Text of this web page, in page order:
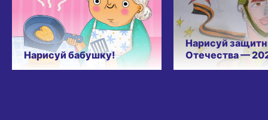
Нарисуй бабушку!
Нарисуй
Отечества —